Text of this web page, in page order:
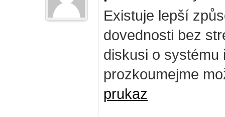
Existuje lepší
dovednosti bez
diskusi o
prozkoumejme
prukaz